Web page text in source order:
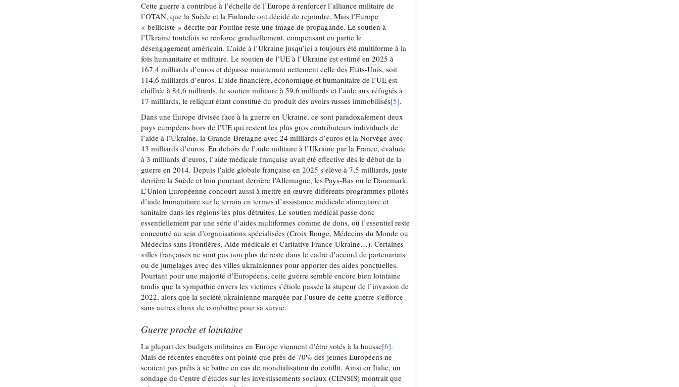
Cette guerre a contribué à l’échelle de l’Europe à renforcer l’alliance militaire de
l’OTAN, que la Suède et la Finlande ont décidé de rejoindre. Mais l’Europe
« belliciste » décrite par Poutine reste une image de propagande. Le soutien à
l’Ukraine toutefois se renforce graduellement, compensant en partie le
désengagement américain. L’aide à l’Ukraine jusqu’ici a toujours été multiforme à la
fois humanitaire et militaire. Le soutien de l’UE à l’Ukraine est estimé en 2025 à
167,4 milliards d’euros et dépasse maintenant nettement celle des Etats-Unis, soit
114,6 milliards d’euros. L’aide financière, économique et humanitaire de l’UE est
chiffrée à 84,6 milliards, le soutien militaire à 59,6 milliards et l’aide aux réfugiés à
17 milliards, le reliquat étant constitué du produit des avoirs russes immobilisés[5].
Dans une Europe divisée face à la guerre en Ukraine, ce sont paradoxalement deux
pays européens hors de l’UE qui restent les plus gros contributeurs individuels de
l’aide à l’Ukraine, la Grande-Bretagne avec 24 milliards d’euros et la Norvège avec
43 milliards d’euros. En dehors de l’aide militaire à l’Ukraine par la France, évaluée
à 3 milliards d’euros, l’aide médicale française avait été effective dès le début de la
guerre en 2014. Depuis l’aide globale française en 2025 s’élève à 7,5 milliards, juste
derrière la Suède et loin pourtant derrière l’Allemagne, les Pays-Bas ou le Danemark.
L’Union Européenne concourt aussi à mettre en œuvre différents programmes pilotés
d’aide humanitaire sur le terrain en termes d’assistance médicale alimentaire et
sanitaire dans les régions les plus détruites. Le soutien médical passe donc
essentiellement par une série d’aides multiformes comme de dons, où l’essentiel reste
concentré au sein d’organisations spécialisées (Croix Rouge, Médecins du Monde ou
Médecins sans Frontières, Aide médicale et Caritative France-Ukraine…). Certaines
villes françaises ne sont pas non plus de reste dans le cadre d’accord de partenariats
ou de jumelages avec des villes ukrainiennes pour apporter des aides ponctuelles.
Pourtant pour une majorité d’Européens, cette guerre semble encore bien lointaine
tandis que la sympathie envers les victimes s’étiole passée la stupeur de l’invasion de
2022, alors que la société ukrainienne marquée par l’usure de cette guerre s’efforce
sans autres choix de combattre pour sa survie.
Guerre proche et lointaine
La plupart des budgets militaires en Europe viennent d’être votés à la hausse[6].
Mais de récentes enquêtes ont pointé que près de 70% des jeunes Européens ne
seraient pas prêts à se battre en cas de mondialisation du conflit. Ainsi en Italie, un
sondage du Centre d'études sur les investissements sociaux (CENSIS) montrait que